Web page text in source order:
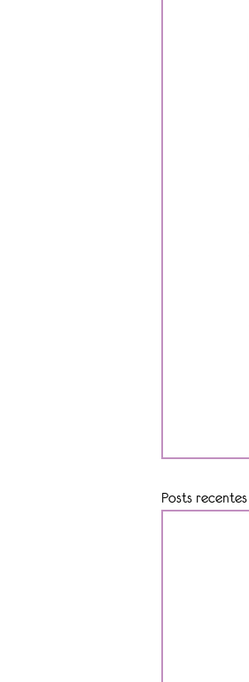
Posts recentes